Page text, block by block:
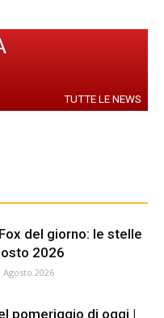
TUTTE LE NEWS
del giorno: le stelle
2026
Agosto 2026
pomeriggio di oggi |